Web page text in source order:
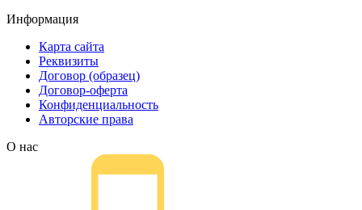
Информация
Карта сайта
Реквизиты
Договор (образец)
Договор-оферта
Конфиденциальность
Авторские права
О нас